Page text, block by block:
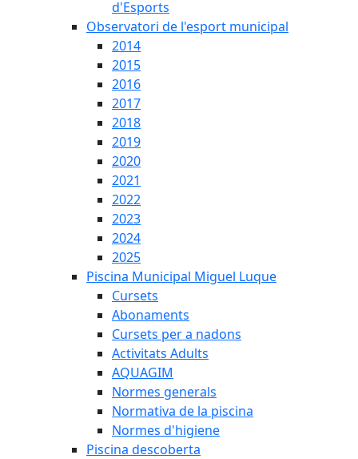
d'Esports
Observatori de l'esport municipal
2014
2015
2016
2017
2018
2019
2020
2021
2022
2023
2024
2025
Piscina Municipal Miguel Luque
Cursets
Abonaments
Cursets per a nadons
Activitats Adults
AQUAGIM
Normes generals
Normativa de la piscina
Normes d'higiene
Piscina descoberta